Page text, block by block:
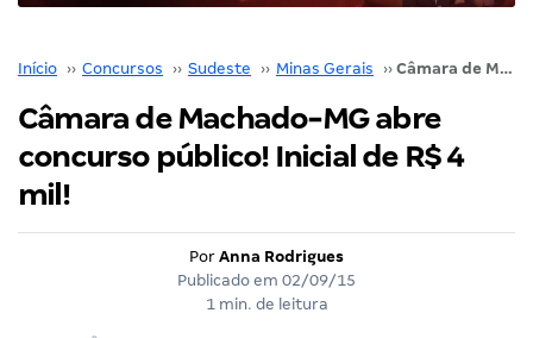
Início ›› Concursos ›› Sudeste ›› Minas Gerais ›› Câmara de Machado-MG abre concurso público! Inicial de R$ 4 mil!
Câmara de Machado-MG abre
concurso público! Inicial de R$ 4
mil!
Por Anna Rodrigues
Publicado em 02/09/15
1 min. de leitura